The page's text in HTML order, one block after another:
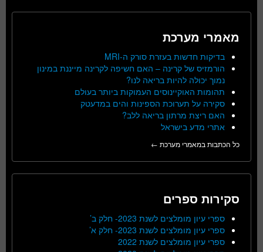
מאמרי מערכת
בדיקות חדשות בעזרת סורק ה-MRI
הורמזיס של קרינה – האם חשיפה לקרינה מייננת במינון
נמוך יכולה להיות בריאה לנו?
תהומות האוקיינוסים העמוקות ביותר בעולם
סקירה על תערוכת הספינות והים במדעטק
האם ריצת מרתון בריאה ללב?
אתרי מדע בישראל
כל הכתבות במאמרי מערכת ←
סקירות ספרים
ספרי עיון מומלצים לשנת 2023- חלק ב’
ספרי עיון מומלצים לשנת 2023- חלק א’
ספרי עיון מומלצים לשנת 2022